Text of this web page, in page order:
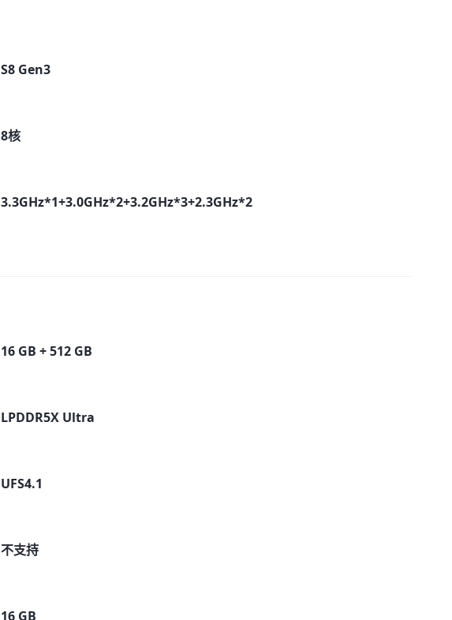
S8 Gen3
8核
3.3GHz*1+3.0GHz*2+3.2GHz*3+2.3GHz*2
16 GB + 512 GB
LPDDR5X Ultra
UFS4.1
不支持
16 GB